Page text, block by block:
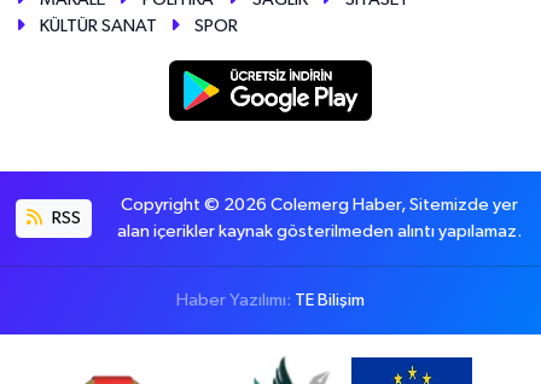
KÜLTÜR SANAT
SPOR
RSS
Copyright © 2026 Colemerg Haber, Sitemizde yer
alan içerikler kaynak gösterilmeden alıntı yapılamaz.
Haber Yazılımı: TE Bilişim